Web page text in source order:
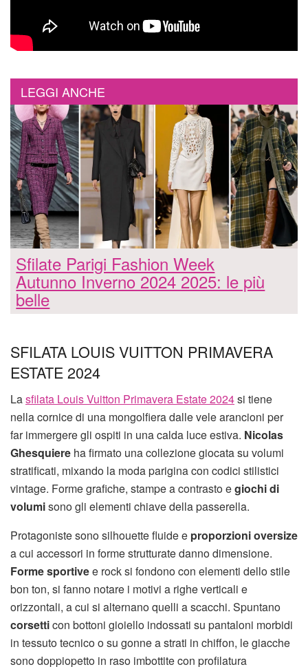
LEGGI ANCHE
Sfilate Parigi Fashion Week
Autunno Inverno 2024 2025: le più
belle
SFILATA LOUIS VUITTON PRIMAVERA
ESTATE 2024
Lasfilata Louis Vuitton Primavera Estate 2024si tiene
nella cornice di una mongolfiera dalle vele arancioni per
far immergere gli ospiti in una calda luce estiva. Nicolas
Ghesquiere ha firmato una collezione giocata su volumi
stratificati, mixando la moda parigina con codici stilistici
vintage. Forme grafiche, stampe a contrasto egiochi di
volumisono gli elementi chiave della passerella.
Protagoniste sono silhouette fluide e proporzioni oversize
a cui accessori in forme strutturate danno dimensione.
Forme sportivee rock si fondono con elementi dello stile
bon ton, si fanno notare i motivi a righe verticali e
orizzontali, a cui si alternano quelli a scacchi. Spuntano
corsetticon bottoni gioiello indossati su pantaloni morbidi
in tessuto tecnico o su gonne a strati in chiffon, le giacche
sono doppiopetto in raso imbottite con profilatura